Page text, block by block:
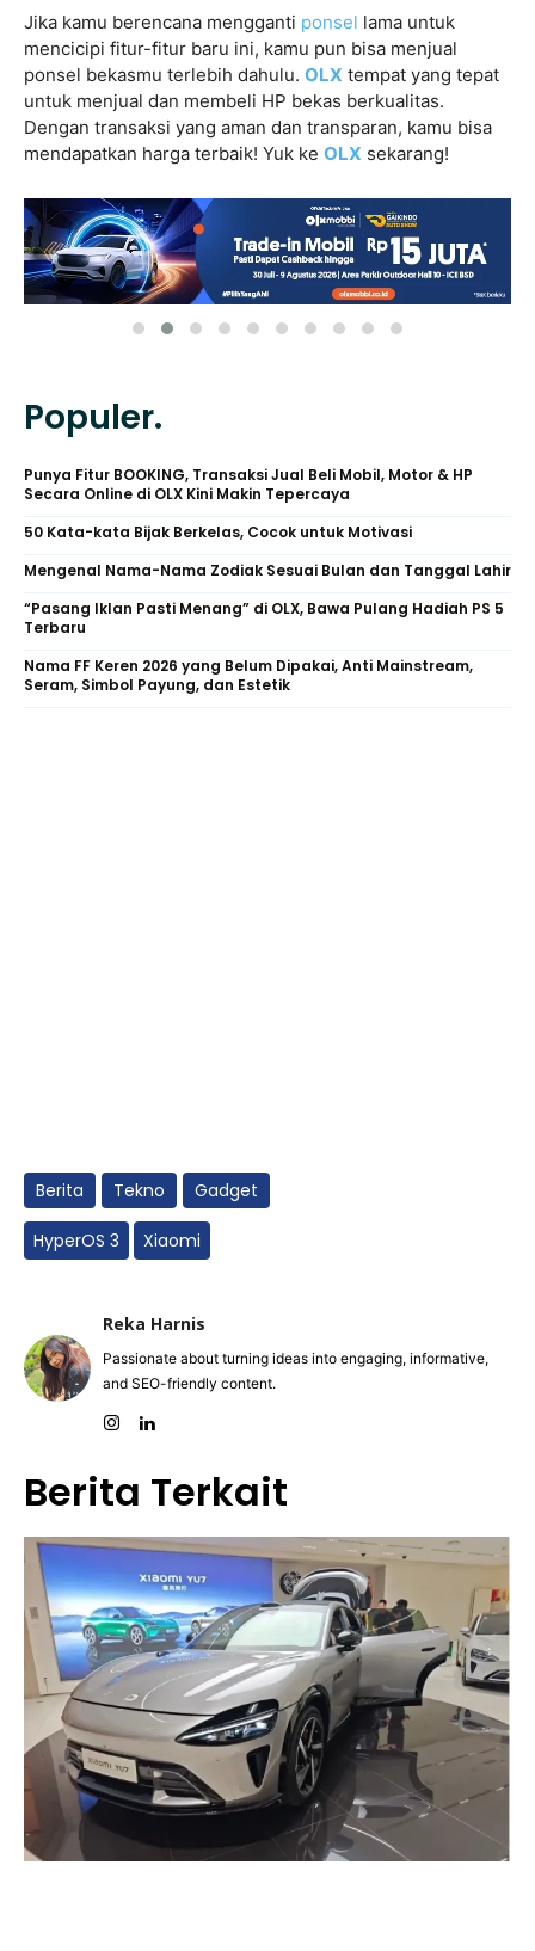
Jika kamu berencana mengganti ponsel lama untuk
mencicipi fitur-fitur baru ini, kamu pun bisa menjual
ponsel bekasmu terlebih dahulu. OLX tempat yang tepat
untuk menjual dan membeli HP bekas berkualitas.
Dengan transaksi yang aman dan transparan, kamu bisa
mendapatkan harga terbaik! Yuk ke OLX sekarang!
Populer.
Punya Fitur BOOKING, Transaksi Jual Beli Mobil, Motor & HP
Secara Online di OLX Kini Makin Tepercaya
50 Kata-kata Bijak Berkelas, Cocok untuk Motivasi
Mengenal Nama-Nama Zodiak Sesuai Bulan dan Tanggal Lahir
“Pasang Iklan Pasti Menang” di OLX, Bawa Pulang Hadiah PS 5
Terbaru
Nama FF Keren 2026 yang Belum Dipakai, Anti Mainstream,
Seram, Simbol Payung, dan Estetik
Berita Tekno Gadget
HyperOS 3 Xiaomi
Reka Harnis
Passionate about turning ideas into engaging, informative,
and SEO-friendly content.
Berita Terkait